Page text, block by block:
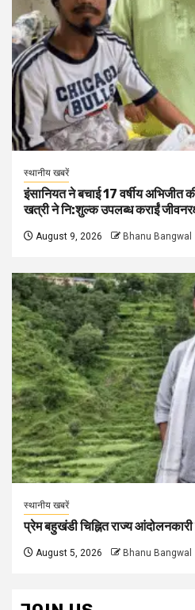
स्थानीय खबरें
इंसानियत ने बचाई 17 वर्षीय अभिजीत
खत्री ने नि:शुल्क उपलब्ध कराईं
August 9, 2026 Bhanu Bangwal
स्थानीय खबरें
प्रेम बहुखंडी चिह्नित राज्य
August 5, 2026 Bhanu Bangwal